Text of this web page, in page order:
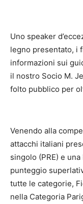
Uno speaker
legno presentato, i
informazioni sui
il nostro Socio M.
folto pubblico per
Venendo alla
attacchi italiani
singolo (PRE) e
punteggio
tutte le categorie,
nella Categoria